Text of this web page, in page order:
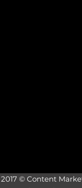
2017 © Content